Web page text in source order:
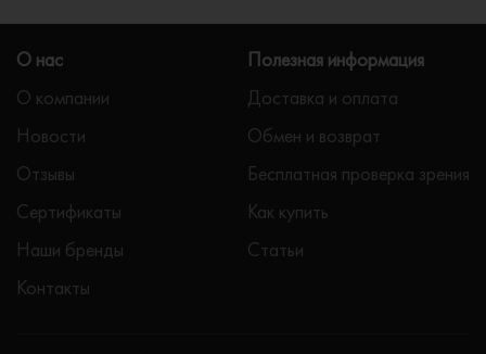
О нас
О компании
Новости
Отзывы
Сертификаты
Наши бренды
Контакты
Полезная информация
Доставка и оплата
Обмен и возврат
Бесплатная проверка зрения
Как купить
Статьи